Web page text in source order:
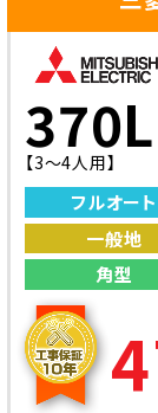
370L
【3〜4人用】
フルオート
一般地
角型